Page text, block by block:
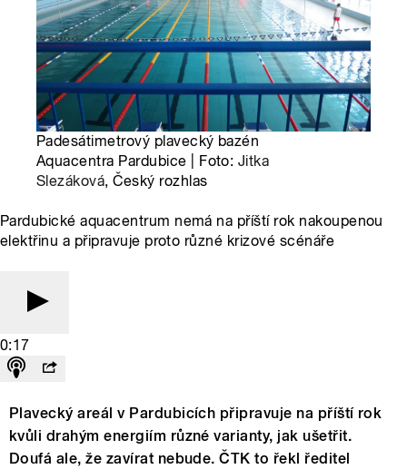
Padesátimetrový plavecký bazén
Aquacentra Pardubice | Foto: Jitka
Slezáková, Český rozhlas
Pardubické aquacentrum nemá na příští rok nakoupenou
elektřinu a připravuje proto různé krizové scénáře
0:17
Plavecký areál v Pardubicích připravuje na příští rok
kvůli drahým energiím různé varianty, jak ušetřit.
Doufá ale, že zavírat nebude. ČTK to řekl ředitel